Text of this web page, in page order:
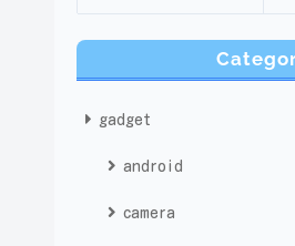
gadget
android
camera